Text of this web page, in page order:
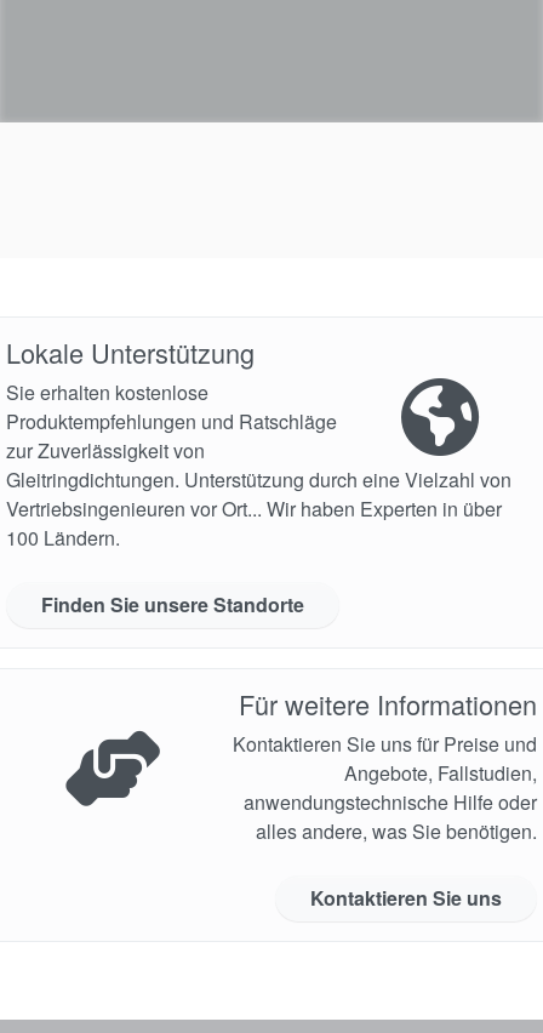
Lokale Unterstützung
Sie erhalten kostenlose
Produktempfehlungen und Ratschläge
zur Zuverlässigkeit von
Gleitringdichtungen. Unterstützung durch eine Vielzahl von
Vertriebsingenieuren vor Ort... Wir haben Experten in über
100 Ländern.
Finden Sie unsere Standorte
Für weitere Informationen
Kontaktieren Sie uns für Preise und
Angebote, Fallstudien,
anwendungstechnische Hilfe oder
alles andere, was Sie benötigen.
Kontaktieren Sie uns